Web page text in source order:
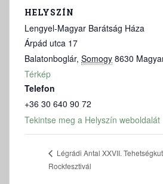
HELYSZÍN
Lengyel-Magyar Barátság Háza
Árpád utca 17
Balatonboglár, Somogy 8630
Térkép
Telefon
+36 30 640 90 72
Tekintse meg a Helyszín weboldalát
Légrádi Antal XXVII.
Rockfesztivál